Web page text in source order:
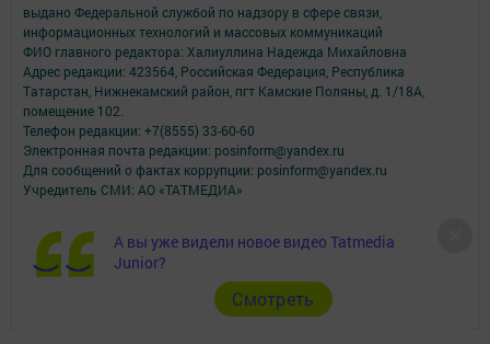
А вы уже видели новое видео Tatmedia
Junior?
Cмотреть
выдано Федеральной службой по надзору в сфере связи,
информационных технологий и массовых коммуникаций
ФИО главного редактора: Халиуллина Надежда Михайловна
Адрес редакции: 423564, Российская Федерация, Республика
Татарстан, Нижнекамский район, пгт Камские Поляны, д. 1/18А,
помещение 102.
Телефон редакции: +7(8555) 33-60-60
Электронная почта редакции: posinform@yandex.ru
Для сообщений о фактах коррупции: posinform@yandex.ru
Учредитель СМИ: АО «ТАТМЕДИА»
Антикоррупционная политика
АО «ТАТМЕДИА» использует «cookie»для персонализации сервисов и
удобства пользователей сайтом.
Использование «cookie» можно отменить в настройках браузера.
Политика конфиденциальности